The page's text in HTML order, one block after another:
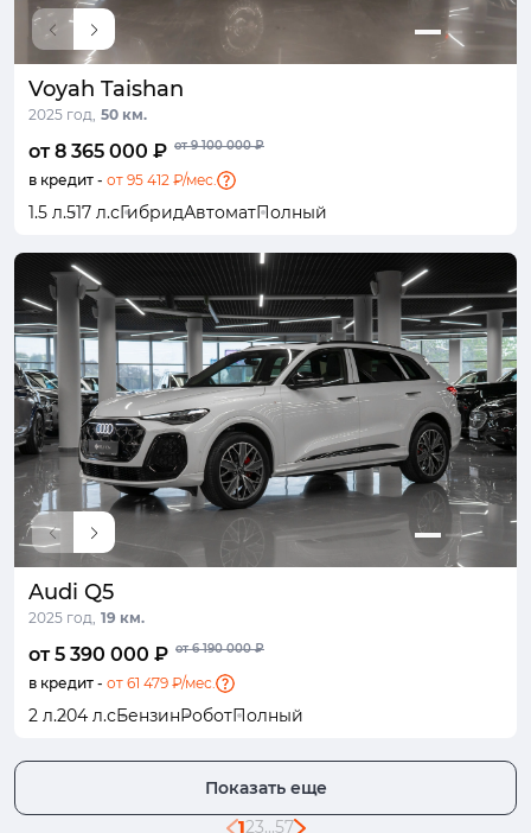
Voyah Taishan
2025 год, 50 км.
от 8 365 000 ₽ от 9 100 000 ₽
в кредит - от 95 412 ₽/мес.
1.5 л.517 л.сГибридАвтоматПолный
Audi Q5
2025 год, 19 км.
от 5 390 000 ₽ от 6 190 000 ₽
в кредит - от 61 479 ₽/мес.
2 л.204 л.сБензинРоботПолный
123...57
Показать еще